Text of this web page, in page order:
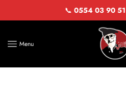
📞 0554 03 90 51
Menu